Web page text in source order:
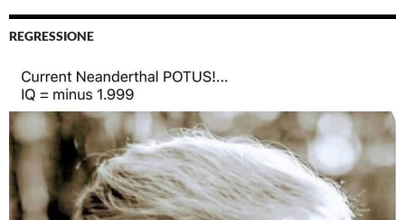
REGRESSIONE